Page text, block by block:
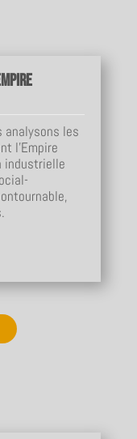
analysons les
l’Empire
industrielle